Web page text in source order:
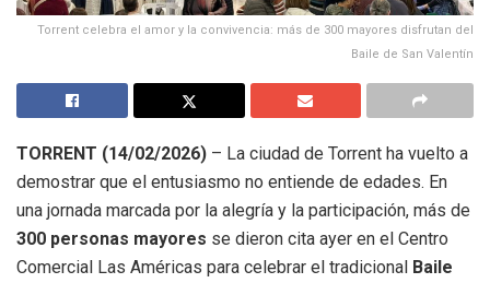
Torrent celebra el amor y la convivencia: más de 300 mayores disfrutan del
Baile de San Valentín
TORRENT (14/02/2026) – La ciudad de Torrent ha vuelto a
demostrar que el entusiasmo no entiende de edades. En
una jornada marcada por la alegría y la participación, más de
300 personas mayores se dieron cita ayer en el Centro
Comercial Las Américas para celebrar el tradicional Baile